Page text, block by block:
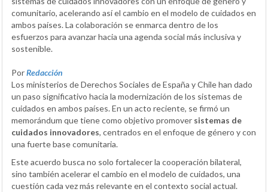
comunitario, acelerando así el cambio en el modelo de cuidados en
ambos países. La colaboración se enmarca dentro de los
esfuerzos para avanzar hacia una agenda social más inclusiva y
sostenible.
PorRedacción
Los ministerios de Derechos Sociales de España y Chile han dado
un paso significativo hacia la modernización de los sistemas de
cuidados en ambos países. En un acto reciente, se firmó un
memorándum que tiene como objetivo promover sistemas de
cuidados innovadores, centrados en el enfoque de género y con
una fuerte base comunitaria.
Este acuerdo busca no solo fortalecer la cooperación bilateral,
sino también acelerar el cambio en el modelo de cuidados, una
cuestión cada vez más relevante en el contexto social actual.